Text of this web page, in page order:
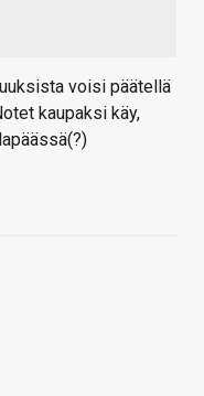
voisi päätellä
kaupaksi käy,